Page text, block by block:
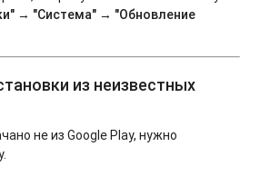
→ "Система" → "Обновление
из неизвестных
не из Google Play, нужно